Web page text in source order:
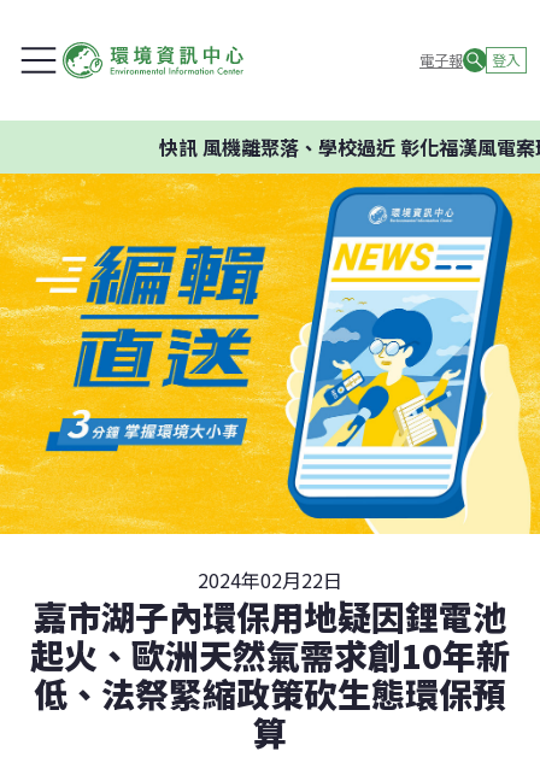
電子報 登入
快訊風機離聚落、學校過近 彰化福漢風電案環
2024年02月22日
嘉市湖子內環保用地疑因鋰電池
起火、歐洲天然氣需求創10年新
低、法祭緊縮政策砍生態環保預
算